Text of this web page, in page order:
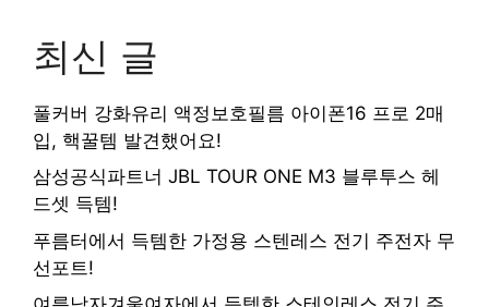
최신 글
풀커버 강화유리 액정보호필름 아이폰16 프로 2매
입, 핵꿀템 발견했어요!
삼성공식파트너 JBL TOUR ONE M3 블루투스 헤
드셋 득템!
푸름터에서 득템한 가정용 스텐레스 전기 주전자 무
선포트!